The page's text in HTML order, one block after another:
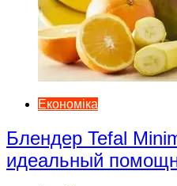
Економіка
Блендер Tefal
идеальный